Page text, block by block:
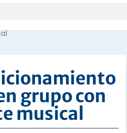
grupo con
musical